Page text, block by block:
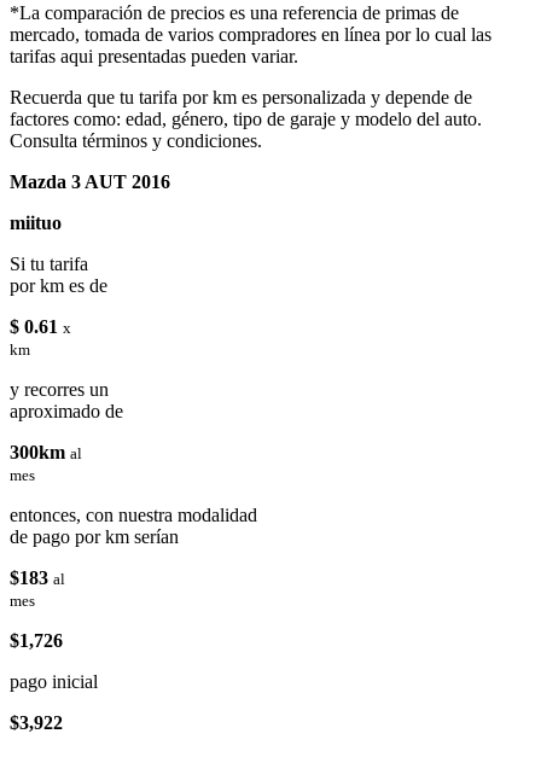
*La comparación de precios es una referencia de primas de
mercado, tomada de varios compradores en línea por lo cual las
tarifas aqui presentadas pueden variar.
Recuerda que tu tarifa por km es personalizada y depende de
factores como: edad, género, tipo de garaje y modelo del auto.
Consulta términos y condiciones.
Mazda 3 AUT 2016
miituo
Si tu tarifa
por km es de
$ 0.61 x
km
y recorres un
aproximado de
300km al
mes
entonces, con nuestra modalidad
de pago por km serían
$183 al
mes
$1,726
pago inicial
$3,922